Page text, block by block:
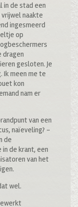
in de stad een
naakte
ingesmeerd
op
dragen
gesloten. Je
Ik meen me te
kon
nam er
van een
naïeveling? –
de
de krant, een
van het
wel.